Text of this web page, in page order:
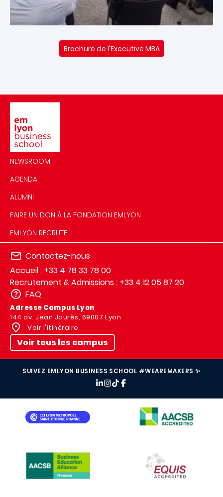
Brochure de l'Executive MBA
NEWSROOM
AGENDA
ALUMNI
FAIRE UN DON À LA FONDATION EMLYON
EMLYON RECRUTE
Contactez-nous
Accueil : +33 4 78 33 78 00
Recrutement & Admissions : +33 4 12 05 87 20
FAQ
Adresse Campus Lyon
144 av. Jean Jaurès, 69007 Lyon
Voir l'itinéraire
Voir tous les campus
SUIVEZ EMLYON BUSINESS SCHOOL #WEAREMAKERS ✨
IMAGE